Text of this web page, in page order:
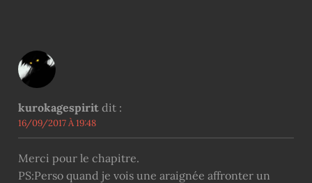
kurokagespirit dit :
16/09/2017 À 19:48
Merci pour le chapitre.
PS:Perso quand je vois une araignée affronter un